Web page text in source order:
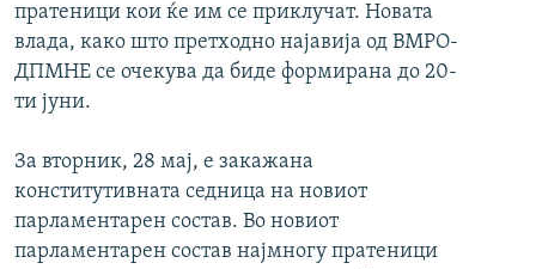
пратеници кои ќе им се приклучат. Новата
влада, како што претходно најавија од ВМРО-
ДПМНЕ се очекува да биде формирана до 20-
ти јуни.
За вторник, 28 мај, е закажана
конститутивната седница на новиот
парламентарен состав. Во новиот
парламентарен состав најмногу пратеници